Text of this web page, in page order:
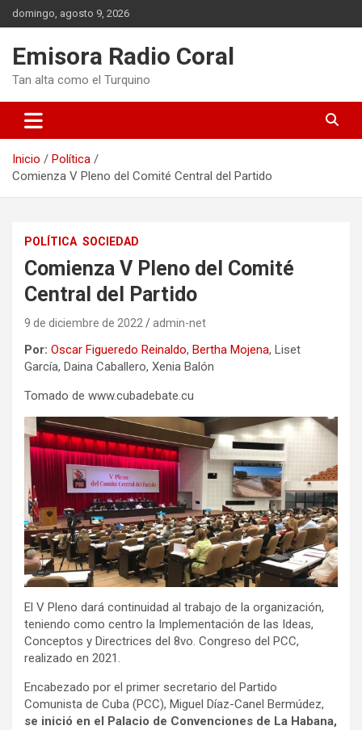
Saltar
al
domingo, agosto 9, 2026
Emisora Radio Coral
Tan alta como el Turquino
Inicio
Política
Comienza V Pleno del Comité Central del Partido
POLÍTICA SOCIEDAD
Comienza V Pleno del Comité
Central del Partido
9 de diciembre de 2022 admin-net
Por: Oscar Figueredo Reinaldo, Bertha Mojena, Liset
García, Daina Caballero, Xenia Balón
Tomado de www.cubadebate.cu
El V Pleno dará continuidad al trabajo de la organización,
teniendo como centro la Implementación de las Ideas,
Conceptos y Directrices del 8vo. Congreso del PCC,
realizado en 2021.
Encabezado por el primer secretario del Partido
Comunista de Cuba (PCC), Miguel Díaz-Canel Bermúdez,
se inició en el Palacio de Convenciones de La Habana,